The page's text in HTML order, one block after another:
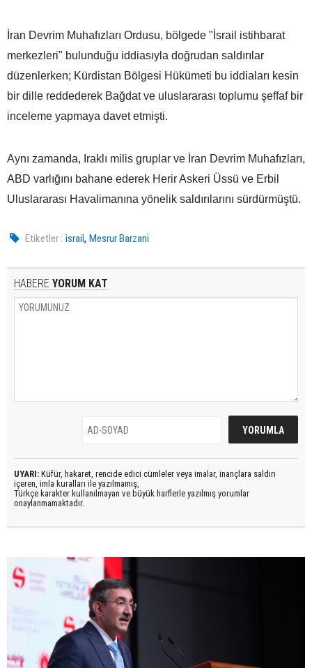
İran Devrim Muhafızları Ordusu, bölgede "İsrail istihbarat
merkezleri" bulunduğu iddiasıyla doğrudan saldırılar
düzenlerken; Kürdistan Bölgesi Hükümeti bu iddiaları kesin
bir dille reddederek Bağdat ve uluslararası toplumu şeffaf bir
inceleme yapmaya davet etmişti.
Aynı zamanda, Iraklı milis gruplar ve İran Devrim Muhafızları,
ABD varlığını bahane ederek Herir Askeri Üssü ve Erbil
Uluslararası Havalimanına yönelik saldırılarını sürdürmüştü.
Etiketler : israil,Mesrur Barzani
HABERE YORUM KAT
UYARI: Küfür, hakaret, rencide edici cümleler veya imalar, inançlara saldırı
içeren, imla kuralları ile yazılmamış,
Türkçe karakter kullanılmayan ve büyük harflerle yazılmış yorumlar
onaylanmamaktadır.